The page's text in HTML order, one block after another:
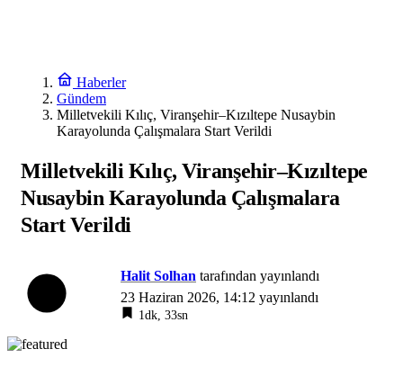
Haberler
Gündem
Milletvekili Kılıç, Viranşehir–Kızıltepe Nusaybin
Karayolunda Çalışmalara Start Verildi
Milletvekili Kılıç, Viranşehir–Kızıltepe
Nusaybin Karayolunda Çalışmalara
Start Verildi
Halit Solhan tarafından yayınlandı
23 Haziran 2026, 14:12 yayınlandı
1dk, 33sn